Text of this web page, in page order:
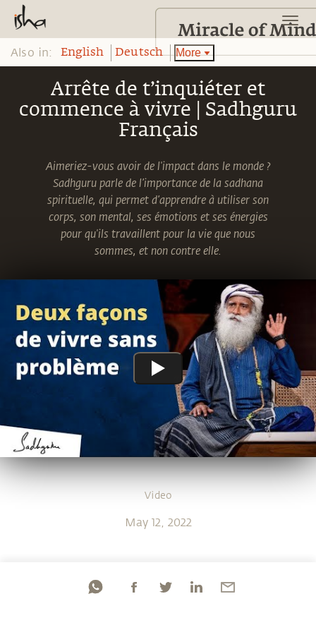
Also in: English Deutsch More
Arrête de t’inquiéter et
commence à vivre | Sadhguru
Français
Aimeriez-vous avoir de l'impact dans le monde ?
Sadhguru parle de l’importance de la sadhana
spirituelle, qui permet d’apprendre à utiliser son
corps, son mental, ses émotions et ses énergies
pour qu'ils travaillent pour la vie que nous
sommes, et non contre elle.
Video
May 12, 2022